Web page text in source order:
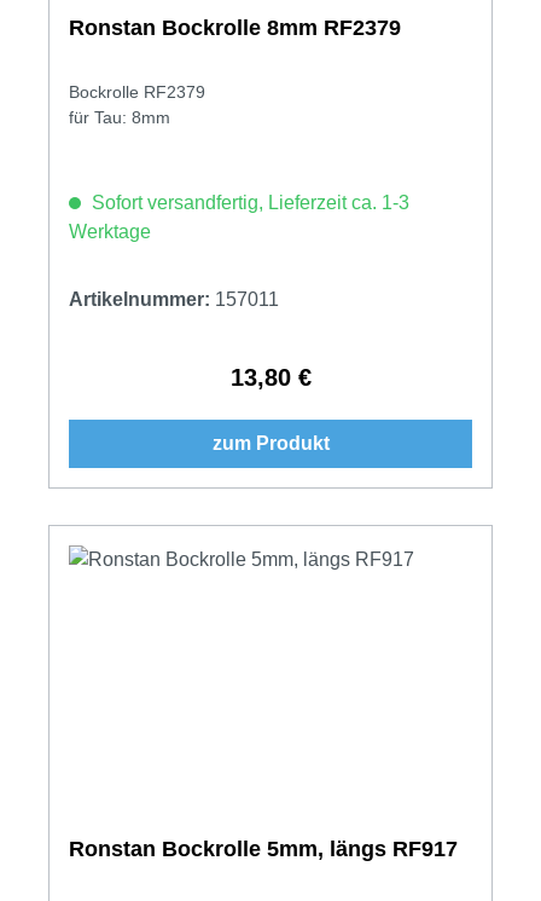
Ronstan Bockrolle 8mm RF2379
Bockrolle RF2379
für Tau: 8mm
Sofort versandfertig, Lieferzeit ca. 1-3
Werktage
Artikelnummer: 157011
Regulärer Preis:
13,80 €
zum Produkt
Ronstan Bockrolle 5mm, längs RF917